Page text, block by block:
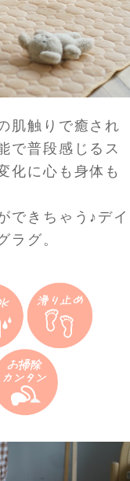
肌触りで癒され
で普段感じるス
化に心も身体も
できちゃう♪デイ
ラグ。